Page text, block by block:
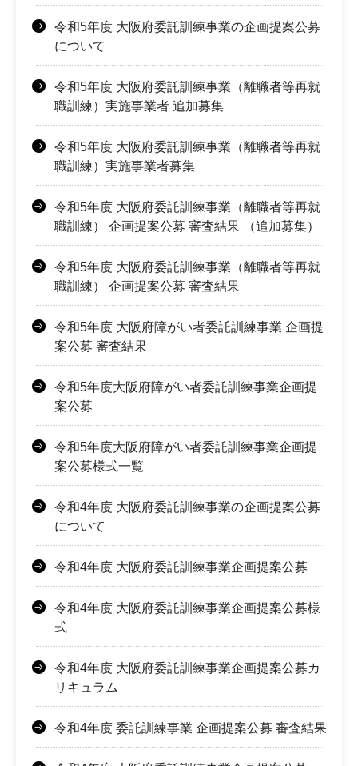
令和5年度 大阪府委託訓練事業の企画提案公募
について
令和5年度 大阪府委託訓練事業（離職者等再就
職訓練）実施事業者 追加募集
令和5年度 大阪府委託訓練事業（離職者等再就
職訓練）実施事業者募集
令和5年度 大阪府委託訓練事業（離職者等再就
職訓練） 企画提案公募 審査結果 （追加募集）
令和5年度 大阪府委託訓練事業（離職者等再就
職訓練） 企画提案公募 審査結果
令和5年度 大阪府障がい者委託訓練事業 企画提
案公募 審査結果
令和5年度大阪府障がい者委託訓練事業企画提
案公募
令和5年度大阪府障がい者委託訓練事業企画提
案公募様式一覧
令和4年度 大阪府委託訓練事業の企画提案公募
について
令和4年度 大阪府委託訓練事業企画提案公募
令和4年度 大阪府委託訓練事業企画提案公募様
式
令和4年度 大阪府委託訓練事業企画提案公募カ
リキュラム
令和4年度 委託訓練事業 企画提案公募 審査結果